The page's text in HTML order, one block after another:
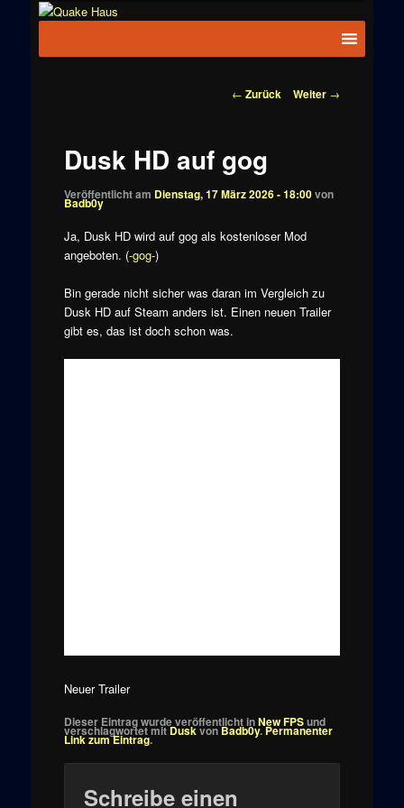
News zu
Beitragsnavigation
← Zurück Weiter →
Dusk HD auf gog
Veröffentlicht am Dienstag, 17 März 2026 - 18:00von
Badb0y
Ja, Dusk HD wird auf gog als kostenloser Mod
angeboten. (-gog-)
Bin gerade nicht sicher was daran im Vergleich zu
Dusk HD auf Steam anders ist. Einen neuen Trailer
gibt es, das ist doch schon was.
Neuer Trailer
Dieser Eintrag wurde veröffentlicht inNew FPSund
verschlagwortet mitDuskvonBadb0y.Permanenter
Link zum Eintrag.
Schreibe einen